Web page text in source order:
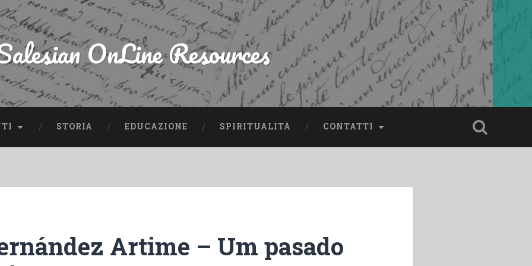
OnLine Resources
STORIA EDUCAZIONE SPIRITUALITÀ CONTATTI
Artime – Um pasado